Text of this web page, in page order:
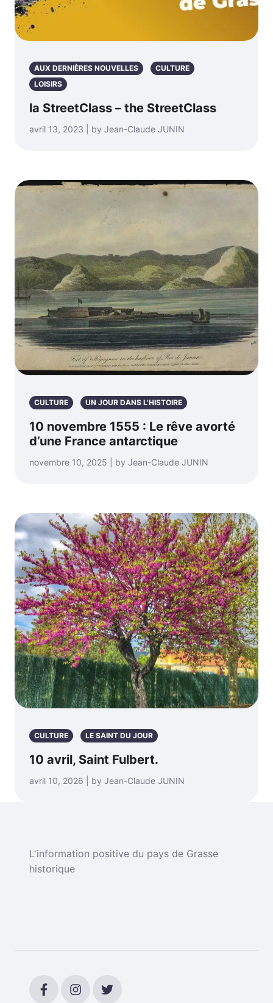
AUX DERNIÈRES NOUVELLES
CULTURE
LOISIRS
la StreetClass – the StreetClass
avril 13, 2023 | by Jean-Claude JUNIN
CULTURE UN JOUR DANS L'HISTOIRE
10 novembre 1555 : Le rêve avorté
d’une France antarctique
novembre 10, 2025 | by Jean-Claude JUNIN
CULTURE LE SAINT DU JOUR
10 avril, Saint Fulbert.
avril 10, 2026 | by Jean-Claude JUNIN
L'information positive du pays de Grasse
historique